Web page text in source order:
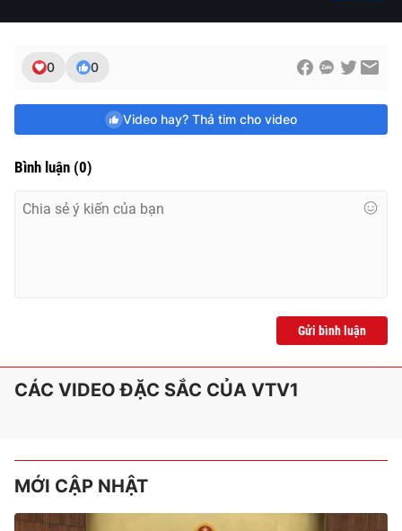
0 0
Video hay? Thả tim cho video
Bình luận (0)
Gửi bình luận
CÁC VIDEO ĐẶC SẮC CỦA VTV1
MỚI CẬP NHẬT